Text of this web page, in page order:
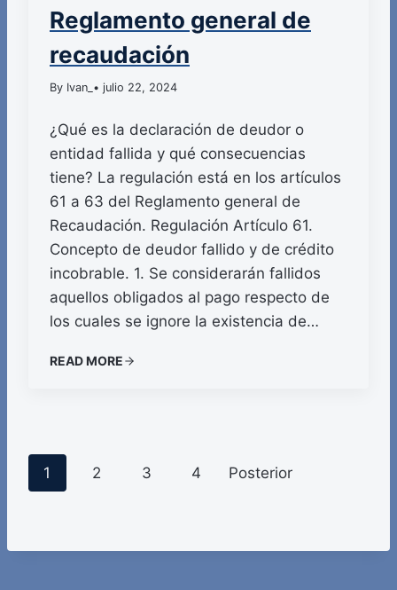
Reglamento general de
recaudación
By Ivan_ • julio 22, 2024
¿Qué es la declaración de deudor o
entidad fallida y qué consecuencias
tiene? La regulación está en los artículos
61 a 63 del Reglamento general de
Recaudación. Regulación Artículo 61.
Concepto de deudor fallido y de crédito
incobrable. 1. Se considerarán fallidos
aquellos obligados al pago respecto de
los cuales se ignore la existencia de…
READ MORE
s
1 2 3 4 Posterior